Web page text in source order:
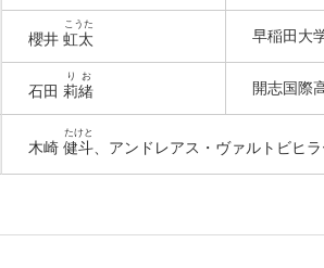
櫻井虹太
こうた
早稲田大
石田 莉緒
りお
開志国際
木崎健斗
たけと
、アンドレアス・ヴァルトビヒ